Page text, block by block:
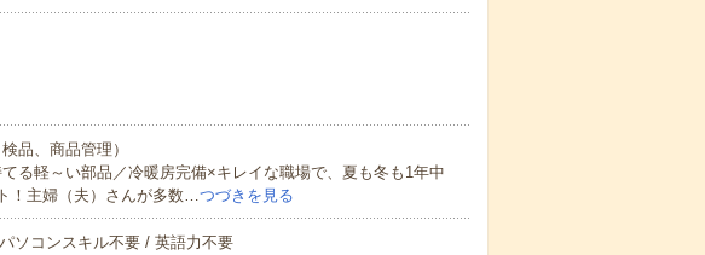
品、商品管理）
る軽～い部品／冷暖房完備×キレイな職場で、夏も冬も1年中
！主婦（夫）さんが多数…つづきを見る
ソコンスキル不要 / 英語力不要